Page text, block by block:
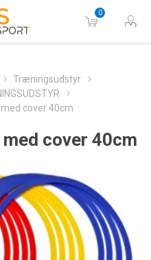
0
Træningsudstyr
cover 40cm
cover 40cm